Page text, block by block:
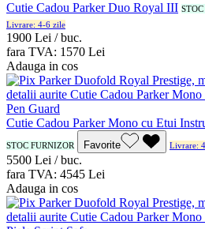
Cutie Cadou Parker Duo Royal III
Livrare: 4-6 zile
1900 Lei / buc.
fara TVA: 1570 Lei
Adauga in cos
Cutie Cadou Parker Mono cu Etui
STOC FURNIZOR Favorite Livrare:
5500 Lei / buc.
fara TVA: 4545 Lei
Adauga in cos